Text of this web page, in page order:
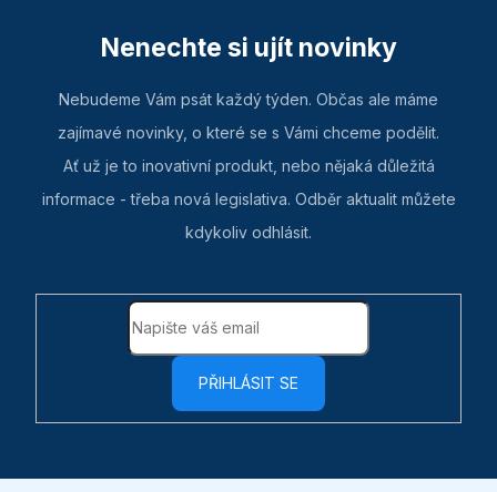
Nenechte si ujít novinky
Nebudeme Vám psát každý týden. Občas ale máme
zajímavé novinky, o které se s Vámi chceme podělit.
Ať už je to inovativní produkt, nebo nějaká důležitá
informace - třeba nová legislativa. Odběr aktualit můžete
kdykoliv odhlásit.
PŘIHLÁSIT SE